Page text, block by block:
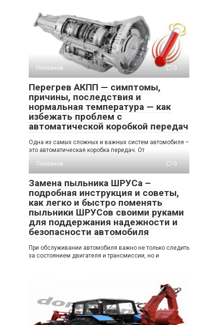
Полезное 0
Перегрев АКПП — симптомы,
причины, последствия и
нормальная температура — как
избежать проблем с
автоматической коробкой передач
Одна из самых сложных и важных систем автомобиля –
это автоматическая коробка передач. От
Полезное
0
Замена пыльника ШРУСа –
подробная инструкция и советы,
как легко и быстро поменять
пыльники ШРУСов своими руками
для поддержания надежности и
безопасности автомобиля
При обслуживании автомобиля важно не только следить
за состоянием двигателя и трансмиссии, но и